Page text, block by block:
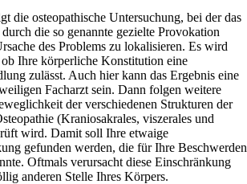
die osteopathische Untersuchung, bei der das
die so genannte gezielte Provokation
des Problems zu lokalisieren. Es wird
Ihre körperliche Konstitution eine
zulässt. Auch hier kann das Ergebnis eine
Facharzt sein. Dann folgen weitere
der verschiedenen Strukturen der
(Kraniosakrales, viszerales und
wird. Damit soll Ihre etwaige
gefunden werden, die für Ihre Beschwerden
Oftmals verursacht diese Einschränkung
anderen Stelle Ihres Körpers.